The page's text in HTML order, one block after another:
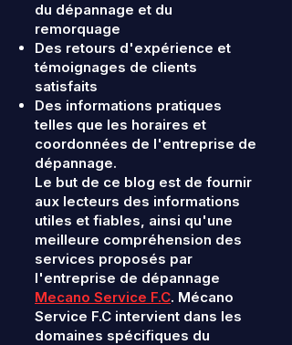
du dépannage et du
remorquage
Des retours d'expérience et
témoignages de clients
satisfaits
Des informations pratiques
telles que les horaires et
coordonnées de l'entreprise de
dépannage.
Le but de ce blog est de fournir
aux lecteurs des informations
utiles et fiables, ainsi qu'une
meilleure compréhension des
services proposés par
l'entreprise de dépannage
Mecano Service F.C. Mécano
Service F.C intervient dans les
domaines spécifiques du